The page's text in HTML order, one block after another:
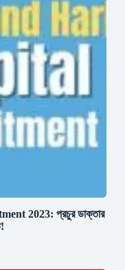
2023: প্রচুর ডাক্তার